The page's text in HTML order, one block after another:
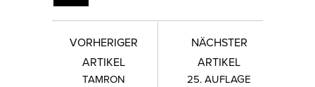
VORHERIGER
ARTIKEL
TAMRON
NÄCHSTER
ARTIKEL
25. AUFLAGE